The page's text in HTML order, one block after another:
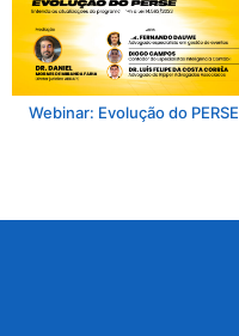
Webinar: Evolução do PERSE